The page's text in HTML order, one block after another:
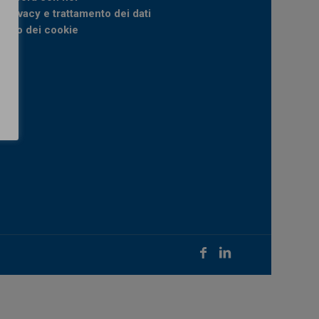
Privacy e trattamento dei dati
Uso dei cookie